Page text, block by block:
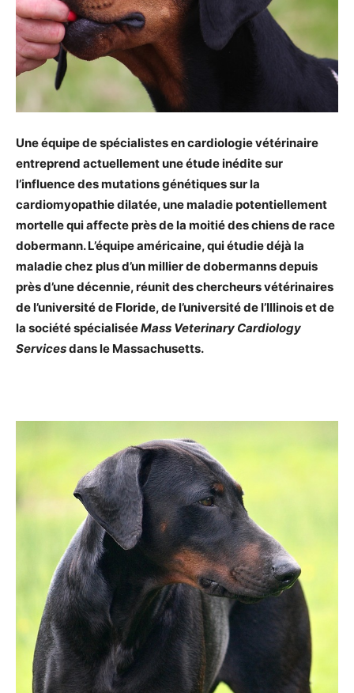
Une équipe de spécialistes en cardiologie vétérinaire
entreprend actuellement une étude inédite sur
l’influence des mutations génétiques sur la
cardiomyopathie dilatée, une maladie potentiellement
mortelle qui affecte près de la moitié des chiens de race
dobermann. L’équipe américaine, qui étudie déjà la
maladie chez plus d’un millier de dobermanns depuis
près d’une décennie, réunit des chercheurs vétérinaires
de l’université de Floride, de l’université de l’Illinois et de
la société spécialiséeMass Veterinary Cardiology
Servicesdans le Massachusetts.